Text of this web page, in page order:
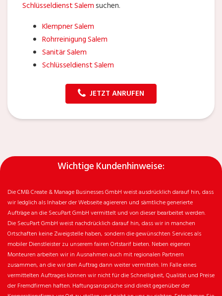
Schlüsseldienst Salemsuchen.
Klempner Salem
Rohrreinigung Salem
Sanitär Salem
Schlüsseldienst Salem
JETZT ANRUFEN
Wichtige Kundenhinweise:
Die CMB Create & Manage Businesses GmbH weist ausdrücklich darauf hin, dass
wir ledglich als Inhaber der Webseite agiereren und sämtliche generierte
Aufträge an die SecuPart GmbH vermittelt und von dieser bearbeitet werden.
Die SecuPart GmbH weist nachdrücklich darauf hin, dass wir in manchen
Ortschaften keine Zweigstelle haben, sondern die gewünschten Services als
mobiler Dienstleister zu unserem fairen Ortstarif bieten. Neben eigenen
Monteuren arbeiten wir in Ausnahmen auch mit regionalen Partnern
zusammen, an die wir den Auftrag dann weiter vermitteln. Im Falle eines
vermittelten Auftrages können wir nicht für die Schnelligkeit, Qualität und Preise
der Fremdfirmen haften. Haftungsansprüche sind direkt gegenüber der